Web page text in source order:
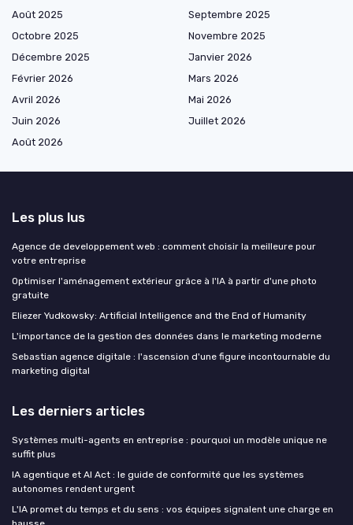
Août 2025
Septembre 2025
Octobre 2025
Novembre 2025
Décembre 2025
Janvier 2026
Février 2026
Mars 2026
Avril 2026
Mai 2026
Juin 2026
Juillet 2026
Août 2026
Les plus lus
Agence de developpement web : comment choisir la meilleure pour
votre entreprise
Optimiser l'aménagement extérieur grâce à l'IA à partir d'une photo
gratuite
Eliezer Yudkowsky: Artificial Intelligence and the End of Humanity
L'importance de la gestion des données dans le marketing moderne
Sebastian agence digitale : l'ascension d'une figure incontournable du
marketing digital
Les derniers articles
Systèmes multi-agents en entreprise : pourquoi un modèle unique ne
suffit plus
IA agentique et AI Act : le guide de conformité que les systèmes
autonomes rendent urgent
L'IA promet du temps et du sens : vos équipes signalent une charge en